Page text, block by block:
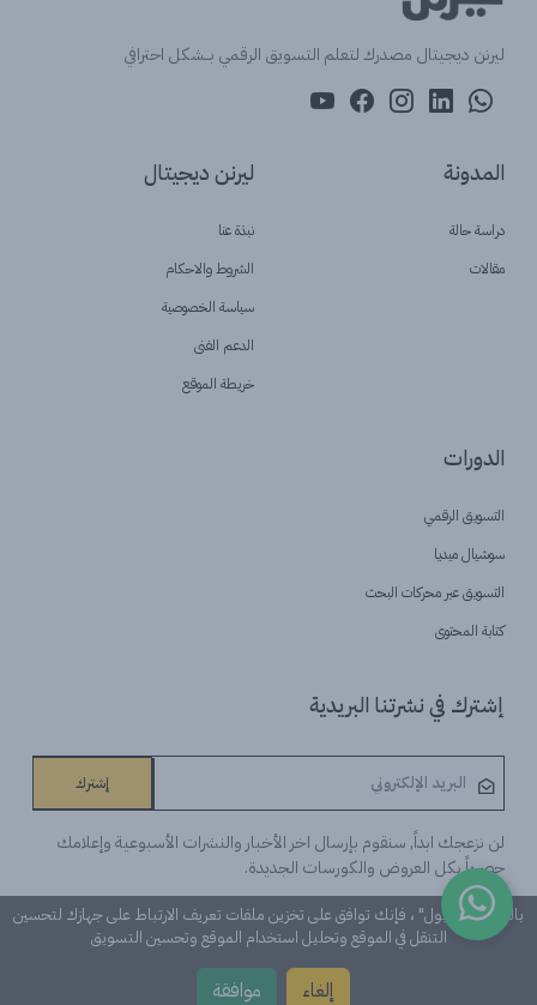
ليرنن ديجيتال مصدرك لتعلم التسويق الرقمي بــشكل احترافي
المدونة
دراسة حالة
مقالات
ليرنن ديجيتال
نبذة عنا
الشروط والاحكام
سياسة الخصوصية
الدعم الفنى
خريطة الموقع
الدورات
التسويق الرقمي
سوشيال ميديا
التسويق عبر محركات البحث
كتابة المحتوى
إشترك في نشرتنا البريدية
إشترك
لن نزعجك ابداً, سنقوم بإرسال اخر الأخبار والنشرات الأسبوعية وإعلامك
حصرياً بكل العروض والكورسات الجديدة.
©Learn n 'Digital. كل الحقوق محفوظة
بالنقر على "قبول" ، فإنك توافق على تخزين ملفات تعريف الارتباط على جهازك لتحسين
التنقل في الموقع وتحليل استخدام الموقع وتحسين التسويق
موافقة إلغاء